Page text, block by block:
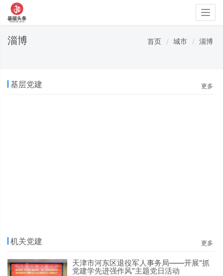
淄博 首页 城市 淄博
基层党建 更多
机关党建 更多
天津市河东区退役军人事务局——开展“抓
党建学先进强作风”主题党日活动